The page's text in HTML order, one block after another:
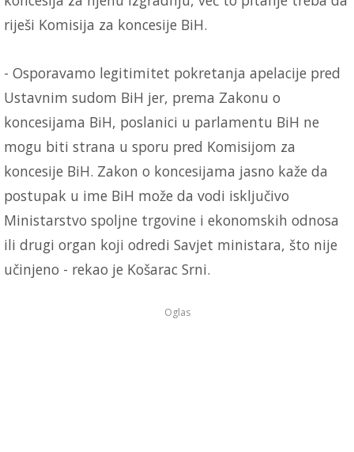
riješi Komisija za koncesije BiH.
- Osporavamo legitimitet pokretanja apelacije pred
Ustavnim sudom BiH jer, prema Zakonu o
koncesijama BiH, poslanici u parlamentu BiH ne
mogu biti strana u sporu pred Komisijom za
koncesije BiH. Zakon o koncesijama jasno kaže da
postupak u ime BiH može da vodi isključivo
Ministarstvo spoljne trgovine i ekonomskih odnosa
ili drugi organ koji odredi Savjet ministara, što nije
učinjeno - rekao je Košarac Srni.
Oglas